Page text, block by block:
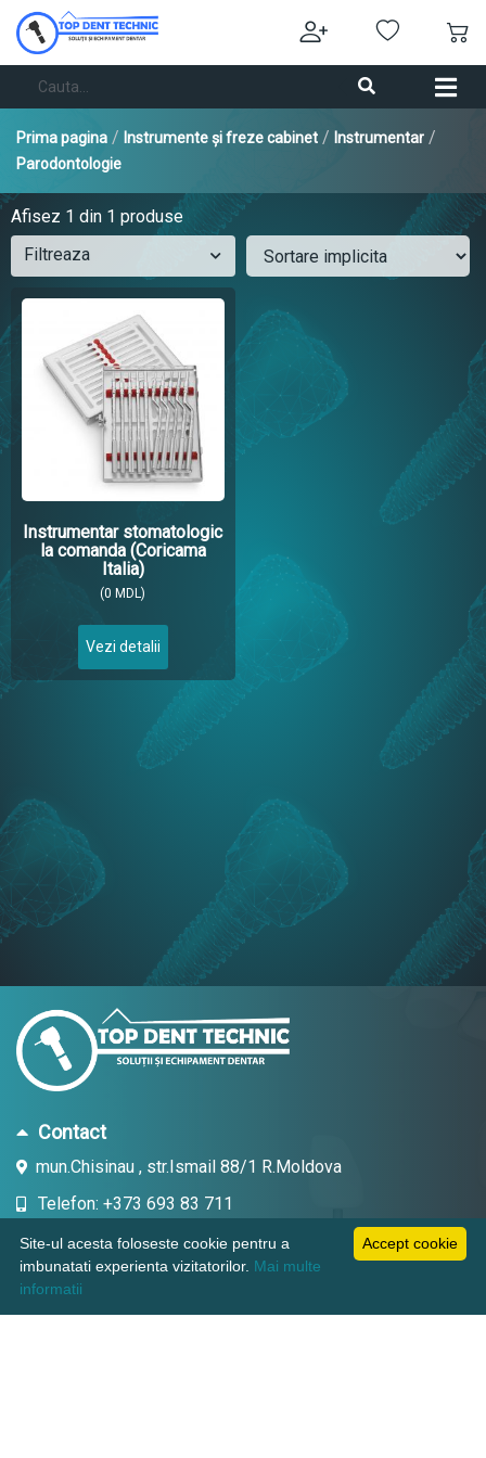
Prima pagina / Instrumente și freze cabinet / Instrumentar /
Parodontologie
Afisez 1 din 1 produse
Filtreaza
Instrumentar stomatologic
la comanda (Coricama
Italia)
(0 MDL)
Vezi detalii
Contact
mun.Chisinau , str.Ismail 88/1 R.Moldova
Telefon: +373 693 83 711
Email: topdent.technic@gmail.com
Accept cookie
Site-ul acesta foloseste cookie pentru a
imbunatati experienta vizitatorilor. Mai multe
informatii